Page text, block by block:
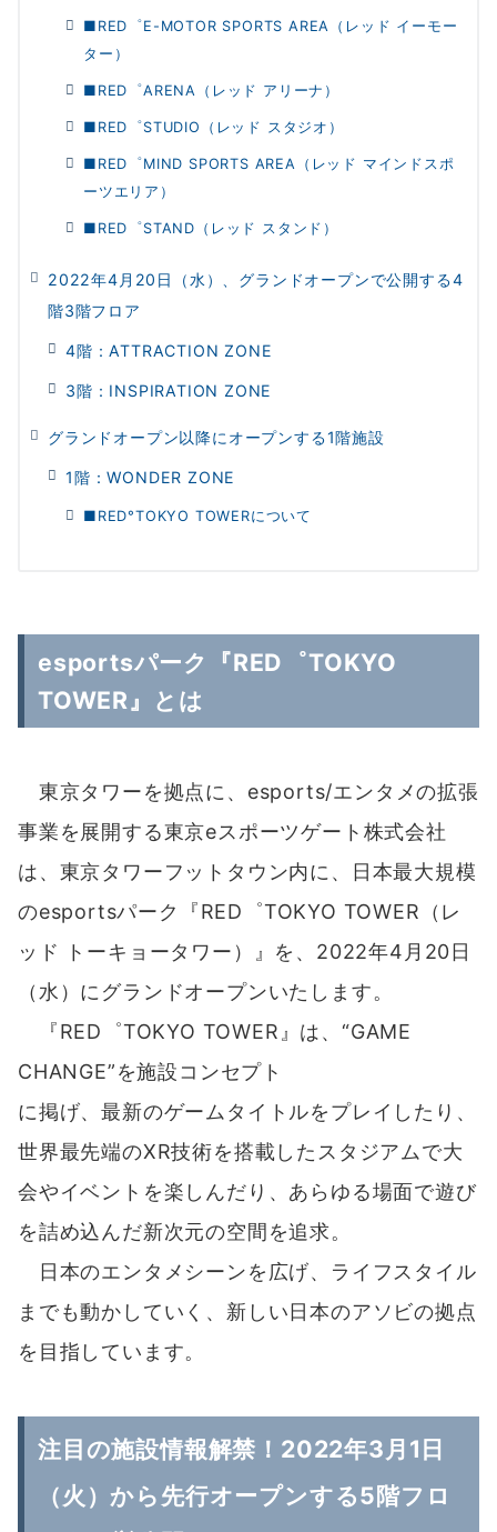
■RED゜E-MOTOR SPORTS AREA（レッド イーモー
ター）
■RED゜ARENA（レッド アリーナ）
■RED゜STUDIO（レッド スタジオ）
■RED゜MIND SPORTS AREA（レッド マインドスポ
ーツエリア）
■RED゜STAND（レッド スタンド）
2022年4月20日（水）、グランドオープンで公開する4
階3階フロア
4階：ATTRACTION ZONE
3階：INSPIRATION ZONE
グランドオープン以降にオープンする1階施設
1階：WONDER ZONE
■RED°TOKYO TOWERについて
esportsパーク『RED゜TOKYO
TOWER』とは
東京タワーを拠点に、esports/エンタメの拡張
事業を展開する東京eスポーツゲート株式会社
は、東京タワーフットタウン内に、日本最大規模
のesportsパーク『RED゜TOKYO TOWER（レ
ッド トーキョータワー）』を、2022年4月20日
（水）にグランドオープンいたします。
『RED゜TOKYO TOWER』は、“GAME
CHANGE”を施設コンセプト
に掲げ、最新のゲームタイトルをプレイしたり、
世界最先端のXR技術を搭載したスタジアムで大
会やイベントを楽しんだり、あらゆる場面で遊び
を詰め込んだ新次元の空間を追求。
日本のエンタメシーンを広げ、ライフスタイル
までも動かしていく、新しい日本のアソビの拠点
を目指しています。
注目の施設情報解禁！2022年3月1日
（火）から先行オープンする5階フロ